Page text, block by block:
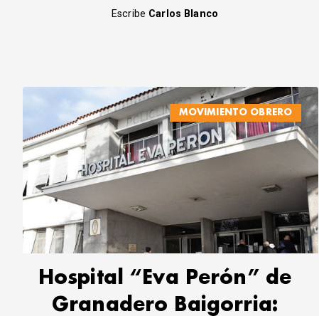
Escribe Carlos Blanco
MOVIMIENTO OBRERO
Hospital “Eva Perón” de
Granadero Baigorria: